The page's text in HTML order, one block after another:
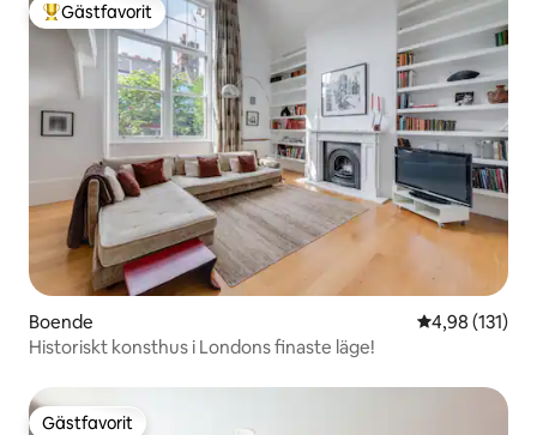
Populär gästfavorit
Gästfavorit
Boende 4,98 av 5 i
4,98 (131)
Historiskt konsthus i Londons finaste läge!
Gästfavorit